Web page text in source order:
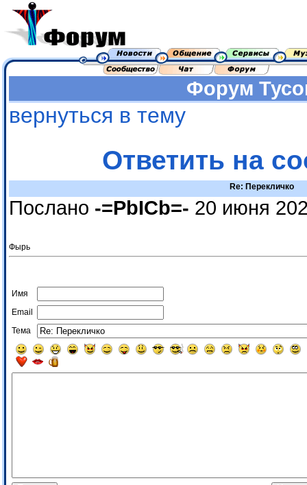
Форум
вернуться в тему
Ответить на
Re: Перекличко
Послано -=PbICb=- 20 июня
Фырь
Имя
Email
Тема